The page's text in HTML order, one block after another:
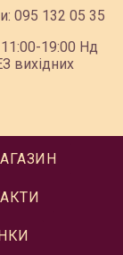
095 132 05 35
19:00 Нд
вихідних